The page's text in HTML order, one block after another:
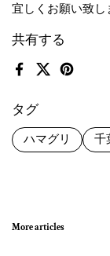
共有する
FacebookX (Twitter)
Pinterest
タグ
ハマグリ 千
宜しくお願い致
More articles